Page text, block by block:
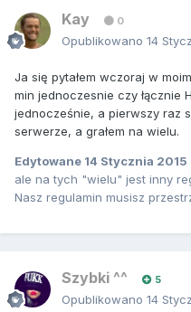
Kay 0
Opublikowano 14
Ja się pytałem wczoraj w
min jednoczesnie czy łącznie
jednocześnie, a pierwszy raz
serwerze, a grałem na wielu.
Edytowane 14 Stycznia 2015
ale na tych "wielu" jest inny
Nasz regulamin musisz
Szybki ^^ 5
Opublikowano 14